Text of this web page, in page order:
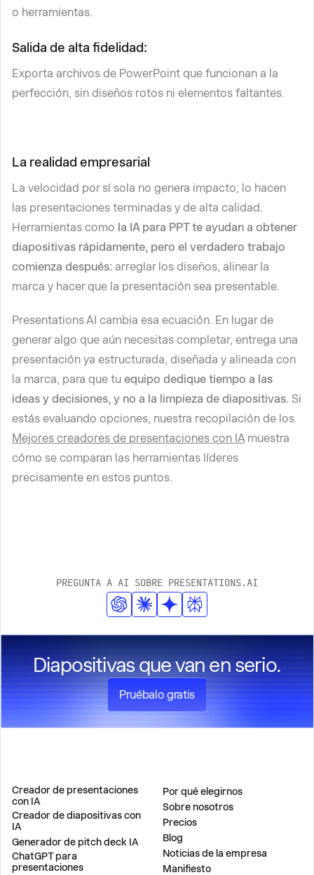
o herramientas.
Salida de alta fidelidad:
Exporta archivos de PowerPoint que funcionan a la
perfección, sin diseños rotos ni elementos faltantes.
La realidad empresarial
La velocidad por sí sola no genera impacto; lo hacen
las presentaciones terminadas y de alta calidad.
Herramientas como la IA para PPT te ayudan a obtener
diapositivas rápidamente, pero el verdadero trabajo
comienza después: arreglar los diseños, alinear la
marca y hacer que la presentación sea presentable.
Presentations AI cambia esa ecuación. En lugar de
generar algo que aún necesitas completar, entrega una
presentación ya estructurada, diseñada y alineada con
la marca, para que tu equipo dedique tiempo a las
ideas y decisiones, y no a la limpieza de diapositivas. Si
estás evaluando opciones, nuestra recopilación de los
Mejores creadores de presentaciones con IAmuestra
cómo se comparan las herramientas líderes
precisamente en estos puntos.
PREGUNTA A AI SOBRE PRESENTATIONS.AI
Diapositivas que van en serio.
Pruébalo gratis
Creador de presentaciones
con IA
Creador de diapositivas con
IA
Generador de pitch deck IA
ChatGPT para
presentaciones
Por qué elegirnos
Sobre nosotros
Precios
Blog
Noticias de la empresa
Manifiesto